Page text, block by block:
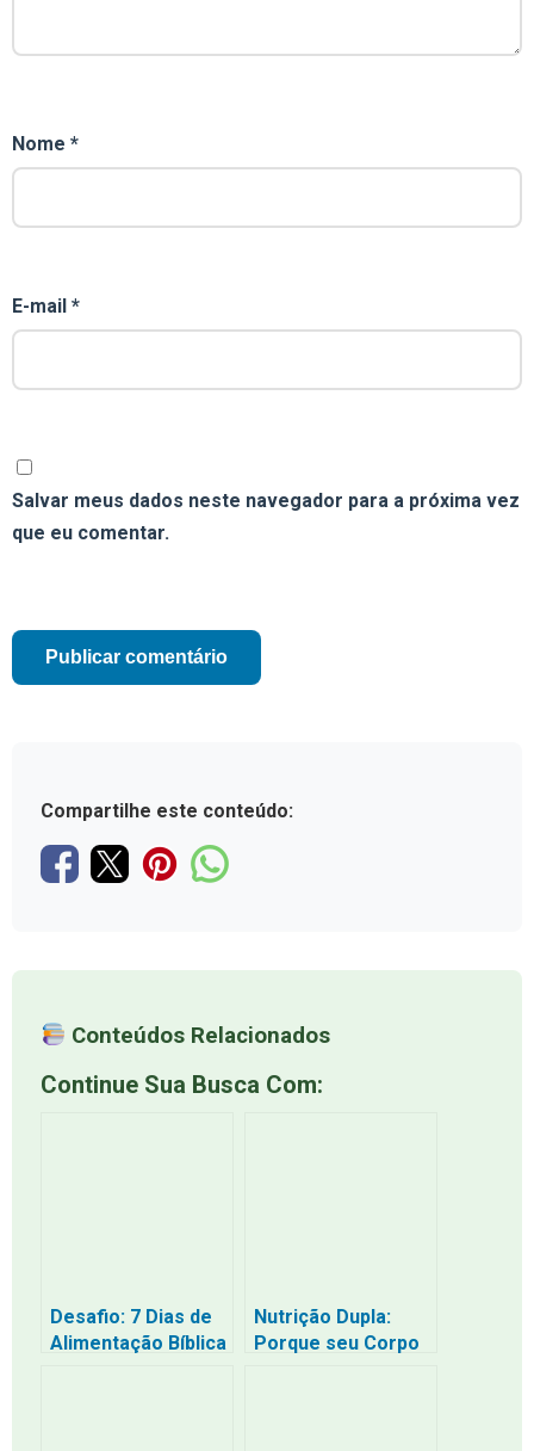
Nome *
E-mail *
Salvar meus dados neste navegador para a próxima vez
que eu comentar.
Compartilhe este conteúdo:
Conteúdos Relacionados
Continue Sua Busca Com:
Desafio: 7 Dias de
Alimentação Bíblica
Nutrição Dupla:
Porque seu Corpo